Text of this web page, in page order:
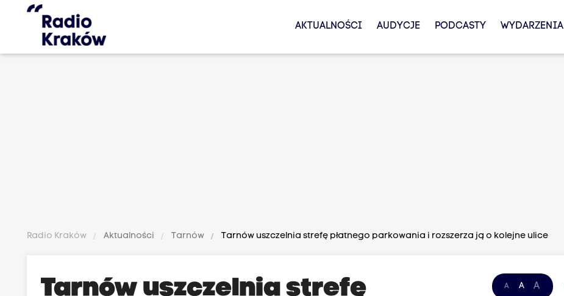
AKTUALNOŚCI AUDYCJE PODCASTY WYDARZENIA
Radio Kraków Aktualności Tarnów Tarnów uszczelnia strefę płatnego parkowania i rozszerza ją o kolejne ulice
A A A
Tarnów uszczelnia strefę